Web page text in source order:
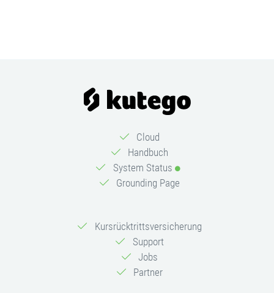
Cloud
Handbuch
System Status
Grounding Page
Kursrücktrittsversicherung
Support
Jobs
Partner